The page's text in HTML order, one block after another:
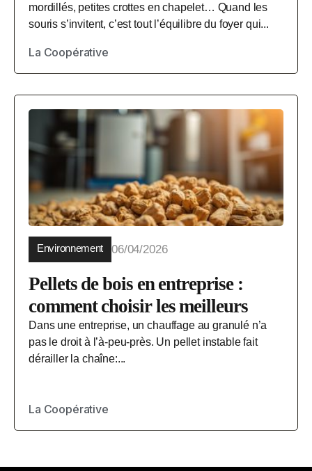
mordillés, petites crottes en chapelet… Quand les
souris s’invitent, c’est tout l’équilibre du foyer qui...
La Coopérative
Environnement 06/04/2026
Pellets de bois en entreprise :
comment choisir les meilleurs
Dans une entreprise, un chauffage au granulé n’a
pas le droit à l’à-peu-près. Un pellet instable fait
dérailler la chaîne:...
La Coopérative